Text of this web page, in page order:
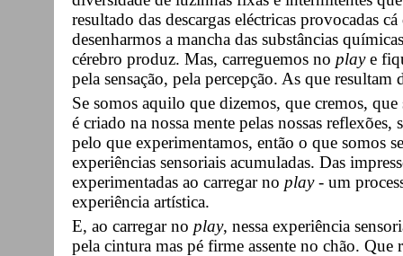
resultado das descargas eléctricas provocadas
desenharmos a mancha das substâncias
cérebro produz. Mas, carreguemos no playe
pela sensação, pela percepção. As que resultam
Se somos aquilo que dizemos, que cremos,
é criado na nossa mente pelas nossas reflexões,
pelo que experimentamos, então o que somos
experiências sensoriais acumuladas. Das
experimentadas ao carregar no play- um
experiência artística.
E, ao carregar no play, nessa experiência
pela cintura mas pé firme assente no chão. Que